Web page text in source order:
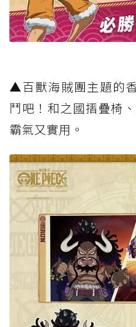
▲百獸海賊團主題的
鬥吧！和之國摺疊椅
霸氣又實用。